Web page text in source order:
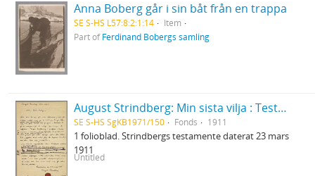
Anna Boberg går i sin båt från en trappa
SE S-HS L57:8:2:1:14
Item
Part ofFerdinand Bobergs samling
August Strindberg: Min sista vilja : Testamente
SE S-HS SgKB1971/150 Fonds 1911
1 folioblad. Strindbergs testamente daterat 23 mars
1911
Untitled